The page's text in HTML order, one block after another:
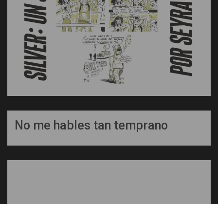
No me hables tan temprano